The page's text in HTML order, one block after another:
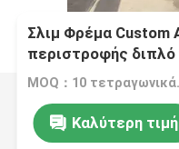
Σλιμ Φρέμα Custom
περιστροφής διπλό
MOQ
Καλύτερη τιμή